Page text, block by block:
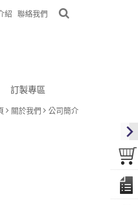
紹 聯絡我們
訂製專區
關於我們 公司簡介